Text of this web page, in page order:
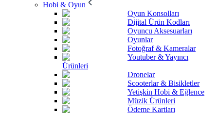
Hobi & Oyun
Oyun Konsolları
Dijital Ürün Kodları
Oyuncu Aksesuarları
Oyunlar
Fotoğraf & Kameralar
Youtuber & Yayıncı
Ürünleri
Dronelar
Scooterlar & Bisikletler
Yetişkin Hobi & Eğlence
Müzik Ürünleri
Ödeme Kartları